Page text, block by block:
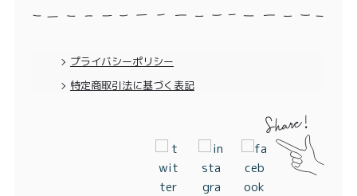
プライバシーポリシー
特定商取引法に基づく表記